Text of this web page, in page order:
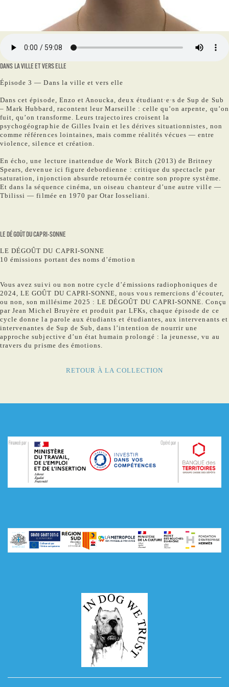
DANS LA VILLE ET VERS ELLE
Épisode 3 — Dans la ville et vers elle
Dans cet épisode, Enzo et Anoucka, deux étudiant·e·s de Sup de Sub
– Mark Hubbard, racontent leur Marseille : celle qu’on arpente, qu’on
fuit, qu’on transforme. Leurs trajectoires croisent la
psychogéographie de Gilles Ivain et les dérives situationnistes, non
comme références lointaines, mais comme réalités vécues — entre
violence, silence et création.
En écho, une lecture inattendue de Work Bitch (2013) de Britney
Spears, devenue ici figure debordienne : critique du spectacle par
saturation, injonction absurde retournée contre son propre système.
Et dans la séquence cinéma, un oiseau chanteur d’une autre ville —
Tbilissi — filmée en 1970 par Otar Iosseliani.
LE DÉGOÛT DU CAPRI-SONNE
LE DÉGOÛT DU CAPRI-SONNE
10 émissions portant des noms d’émotion
Vous avez suivi ou non notre cycle d’émissions radiophoniques de
2024, LE GOÛT DU CAPRI-SONNE, nous vous remercions d’écouter,
ou non, son millésime 2025 : LE DÉGOÛT DU CAPRI-SONNE. Conçu
par Jean Michel Bruyère et produit par LFKs, chaque épisode de ce
cycle donne la parole aux étudiants et étudiantes, aux intervenants et
intervenantes de Sup de Sub, dans l’intention de nourrir une
approche subjective d’un état humain prolongé : la jeunesse, vu au
travers du prisme des émotions.
RETOUR À LA COLLECTION